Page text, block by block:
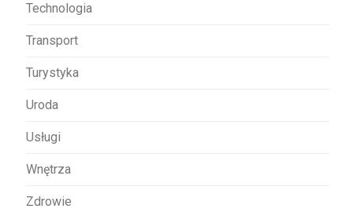
Technologia
Transport
Turystyka
Uroda
Usługi
Wnętrza
Zdrowie